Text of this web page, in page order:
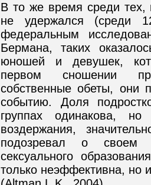
В то же время среди тех,
не удержался (среди
федеральным
Бермана, таких
юношей и девушек,
первом сношении
собственные обеты, они
событию. Доля
группах одинакова,
воздержания,
подозревал о своем
сексуального
только неэффективна, но